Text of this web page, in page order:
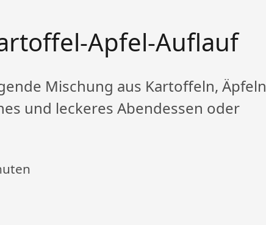
Apfel-Auflauf
Mischung aus Kartoffeln, Äpfeln
und leckeres Abendessen oder